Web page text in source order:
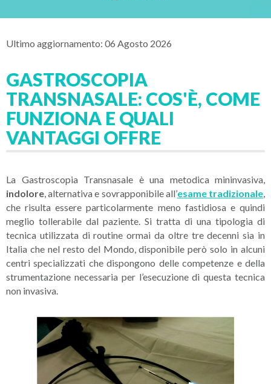
Ultimo aggiornamento: 06 Agosto 2026
GASTROSCOPIA
TRANSNASALE: COS'È, COME
FUNZIONA E QUALI
VANTAGGI OFFRE
La Gastroscopia Transnasale è una metodica mininvasiva,
indolore , alternativa e sovrapponibile all’esame tradizionale
che risulta essere particolarmente meno fastidiosa e quindi
meglio tollerabile dal paziente. Si tratta di una tipologia di
tecnica utilizzata di routine ormai da oltre tre decenni sia in
Italia che nel resto del Mondo, disponibile però solo in alcuni
centri specializzati che dispongono delle competenze e della
strumentazione necessaria per l’esecuzione di questa tecnica
non invasiva.